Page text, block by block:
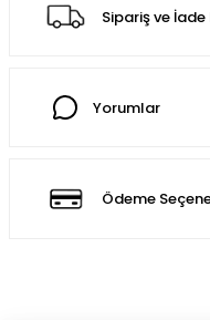
Sipariş ve İade
Yorumlar
Ödeme